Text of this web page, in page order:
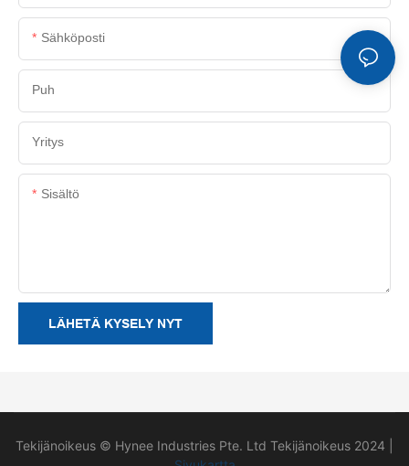
Sähköposti
Puh
Yritys
Sisältö
LÄHETÄ KYSELY NYT
Tekijänoikeus © Hynee Industries Pte. Ltd Tekijänoikeus 2024 |